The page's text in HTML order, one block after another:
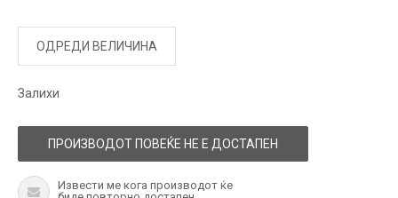
ОДРЕДИ ВЕЛИЧИНА
Залихи
ПРОИЗВОДОТ ПОВЕЌЕ НЕ Е ДОСТАПЕН
Извести ме кога производот ќе